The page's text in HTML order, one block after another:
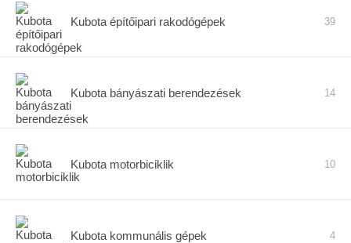
Kubota építőipari rakodógépek 39
Kubota bányászati berendezések 14
Kubota motorbiciklik 10
Kubota kommunális gépek 4